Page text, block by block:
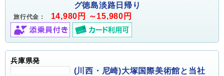
グ徳島淡路日帰り
旅行代金： 14,980円 ～15,980円
兵庫県発
(川西・尼崎)大塚国際美術館と当社